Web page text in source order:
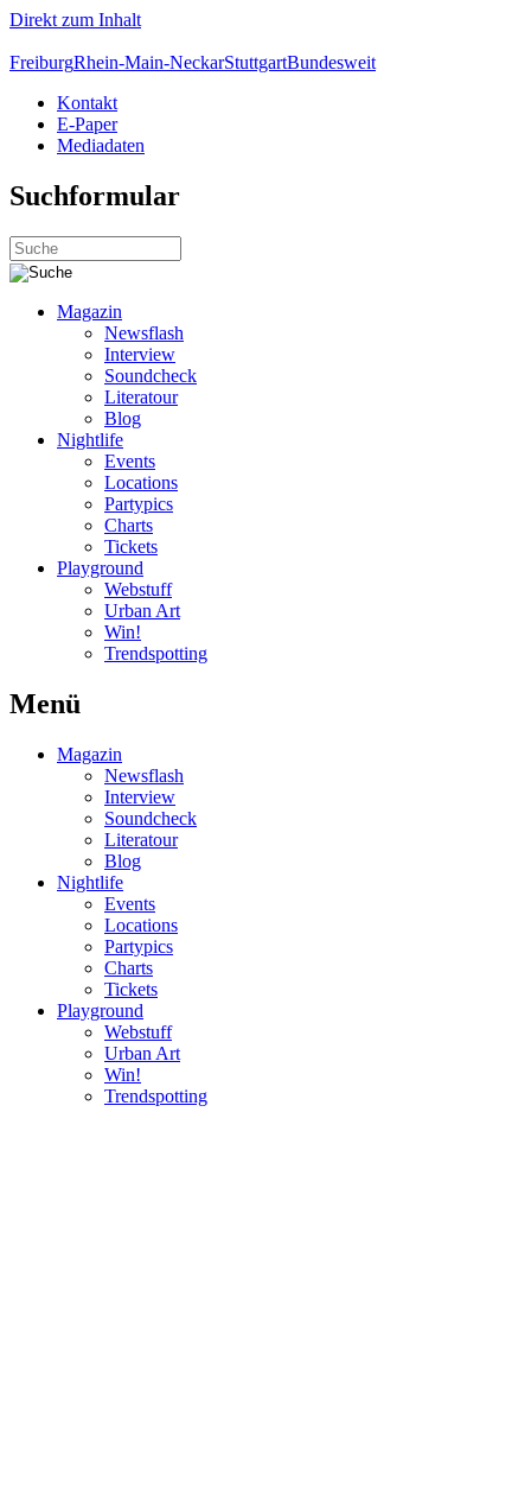
Direkt zum Inhalt
FreiburgRhein-Main-NeckarStuttgartBundesweit
Kontakt
E-Paper
Mediadaten
Suchformular
Magazin
Newsflash
Interview
Soundcheck
Literatour
Blog
Nightlife
Events
Locations
Partypics
Charts
Tickets
Playground
Webstuff
Urban Art
Win!
Trendspotting
Menü
Magazin
Newsflash
Interview
Soundcheck
Literatour
Blog
Nightlife
Events
Locations
Partypics
Charts
Tickets
Playground
Webstuff
Urban Art
Win!
Trendspotting